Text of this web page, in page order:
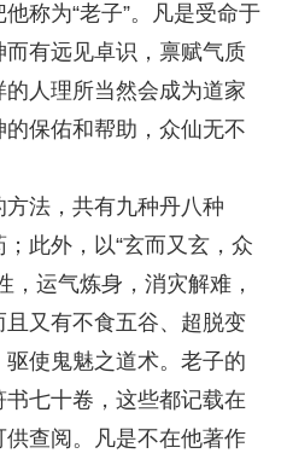
称为“老子”。凡是受命于
有远见卓识，禀赋气质
人理所当然会成为道家
保佑和帮助，众仙无不
法，共有九种丹八种
此外，以“玄而又玄，众
，运气炼身，消灾解难，
又有不食五谷、超脱变
使鬼魅之道术。老子的
七十卷，这些都记载在
查阅。凡是不在他著作